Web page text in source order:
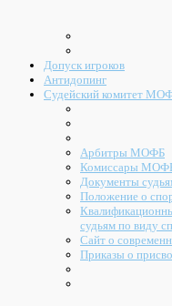
Допуск игроков
Антидопинг
Судейский комитет
Арбитры МОФБ
Комиссары
Документы
Положение о
судьям по виду
Сайт о
Приказы о